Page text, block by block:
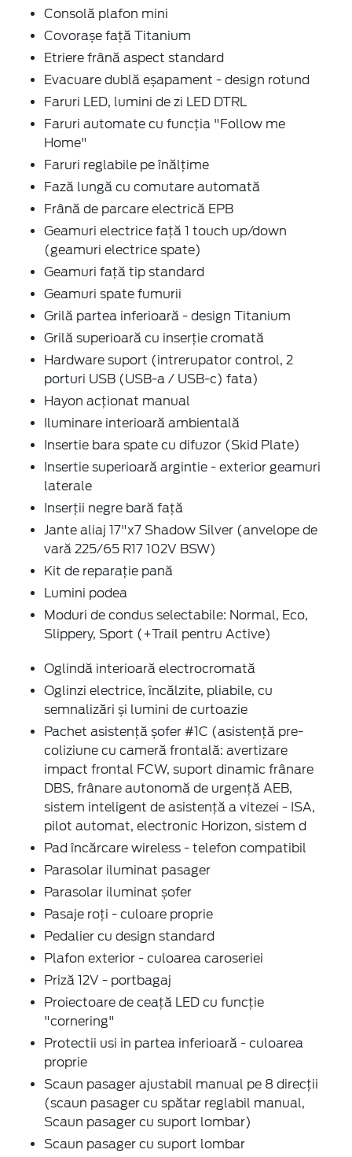
Consolă plafon mini
Covorașe față Titanium
Etriere frână aspect standard
Evacuare dublă eșapament - design rotund
Faruri LED, lumini de zi LED DTRL
Faruri automate cu funcția "Follow me
Home"
Faruri reglabile pe înălțime
Fază lungă cu comutare automată
Frână de parcare electrică EPB
Geamuri electrice față 1 touch up/down
(geamuri electrice spate)
Geamuri față tip standard
Geamuri spate fumurii
Grilă partea inferioară - design Titanium
Grilă superioară cu inserție cromată
Hardware suport (intrerupator control, 2
porturi USB (USB-a / USB-c) fata)
Hayon acționat manual
Iluminare interioară ambientală
Insertie bara spate cu difuzor (Skid Plate)
Insertie superioară argintie - exterior geamuri
laterale
Inserții negre bară față
Jante aliaj 17"x7 Shadow Silver (anvelope de
vară 225/65 R17 102V BSW)
Kit de reparație pană
Lumini podea
Moduri de condus selectabile: Normal, Eco,
Slippery, Sport (+Trail pentru Active)
Oglindă interioară electrocromată
Oglinzi electrice, încălzite, pliabile, cu
semnalizări și lumini de curtoazie
Pachet asistență șofer #1C (asistență pre-
coliziune cu cameră frontală: avertizare
impact frontal FCW, suport dinamic frânare
DBS, frânare autonomă de urgență AEB,
sistem inteligent de asistență a vitezei - ISA,
pilot automat, electronic Horizon, sistem d
Pad încărcare wireless - telefon compatibil
Parasolar iluminat pasager
Parasolar iluminat șofer
Pasaje roți - culoare proprie
Pedalier cu design standard
Plafon exterior - culoarea caroseriei
Priză 12V - portbagaj
Proiectoare de ceață LED cu funcție
"cornering"
Protectii usi in partea inferioară - culoarea
proprie
Scaun pasager ajustabil manual pe 8 direcții
(scaun pasager cu spătar reglabil manual,
Scaun pasager cu suport lombar)
Scaun pasager cu suport lombar